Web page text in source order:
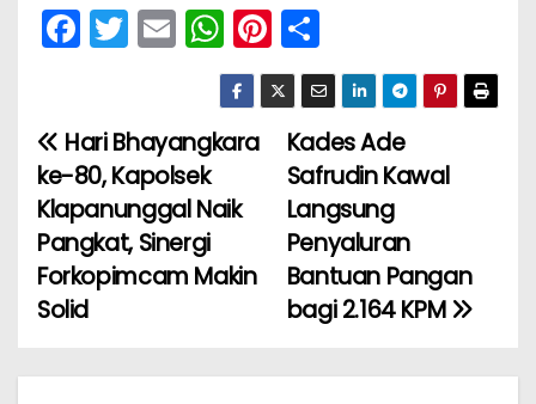
F
a
e
b
o
o
k
T
w
er
E
m
l
W
h
a
ts
p
p
Pi
nt
er
e
st
h
ar
e
N
a
v
i
‎Kades Ade
Safrudin Kawal
Langsung
Penyaluran
Bantuan Pangan
bagi 2.164 KPM
Hari Bhayangkara
ke-80, Kapolsek
Klapanunggal Naik
Pangkat, Sinergi
Forkopimcam Makin
Solid‎